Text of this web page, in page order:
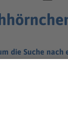
die Suche